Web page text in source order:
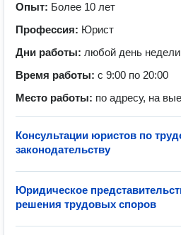
Опыт: Более 10 лет
Профессия: Юрист
Дни работы: любой день недели
Время работы: с 9:00 по 20:00
Место работы: по адресу, на
Консультации юристов по
законодательству
Юридическое
решения трудовых споров